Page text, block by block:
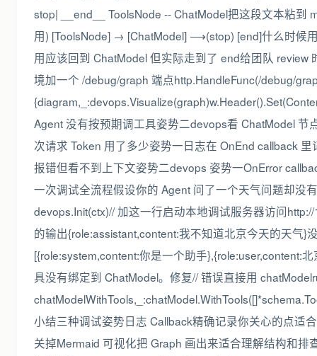
stop| __end__ ToolsNode -- ChatModel把这段文本粘
用) [ToolsNode] → [ChatModel] ⟶(stop) [end]什么时候
用应该回到 ChatModel 但实际走到了 end给团队
境加一个 /debug/graph 端点http.HandleFunc(/debug/
Agent 没有按预期调工具姿势二devops看 ChatModel
次请求 Token 用了多少姿势一日志在 OnEnd callback
报错但看不到上下文姿势二devops 姿势一OnError
一次调试全流程假设你的 Agent 问了一个天气问题却没
devops.Init(ctx)// 加这一行启动本地调试服务器访问
的输出{role:assistant,content:我不知道北京今天的天
[{role:system,content:你是一个助手},{role:user,content:
具没有绑定到 ChatModel。修复// 错误直接用
小结三种调试姿势日志 Callback精确记录你关心的点适
关掉Mermaid 可视化把 Graph 画出来适合理解结构和